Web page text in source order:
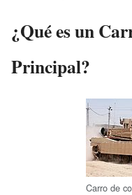
¿Qué es un
Principal?
Carro de